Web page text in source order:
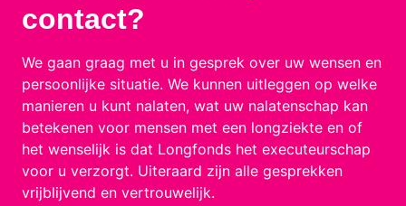
contact?
We gaan graag met u in gesprek over uw wensen en
persoonlijke situatie. We kunnen uitleggen op welke
manieren u kunt nalaten, wat uw nalatenschap kan
betekenen voor mensen met een longziekte en of
het wenselijk is dat Longfonds het executeurschap
voor u verzorgt. Uiteraard zijn alle gesprekken
vrijblijvend en vertrouwelijk.